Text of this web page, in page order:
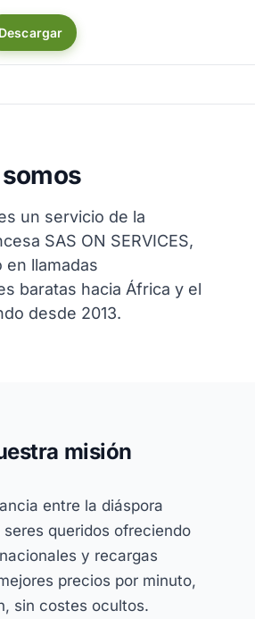
Descargar
un servicio de la
SAS ON SERVICES,
en llamadas
baratas hacia África y el
desde 2013.
misión
entre la diáspora
queridos ofreciendo
y recargas
precios por minuto,
sin costes ocultos.